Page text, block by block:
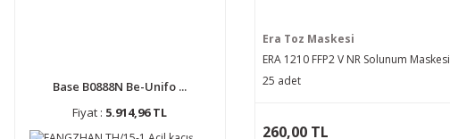
Base B0888N Be-Unifo ...
Fiyat : 5.914,96 TL
Era Toz Maskesi
ERA 1210 FFP2 V NR Solunum Maskesi
25 adet
260,00 TL